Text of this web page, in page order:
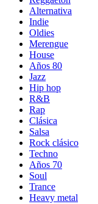
Alternativa
Indie
Oldies
Merengue
House
Años 80
Jazz
Hip hop
R&B
Rap
Clásica
Salsa
Rock clásico
Techno
Años 70
Soul
Trance
Heavy metal